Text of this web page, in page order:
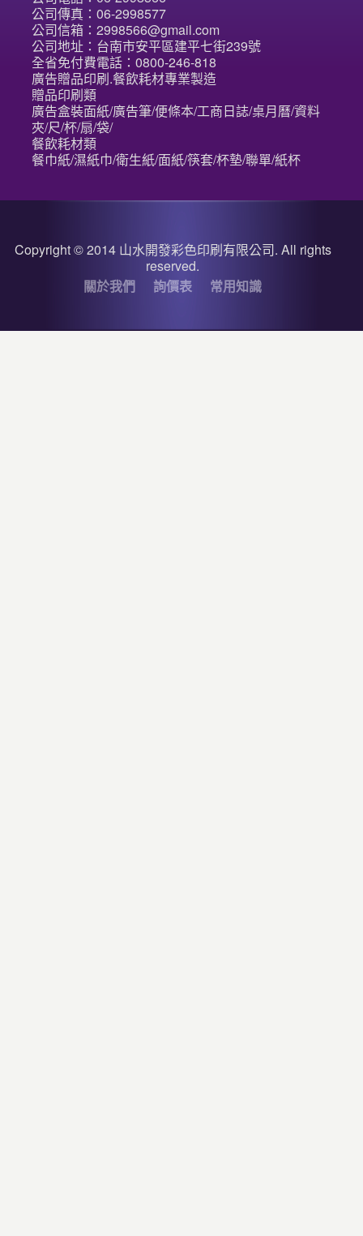
公司傳真：06-2998577
公司信箱：2998566@gmail.com
公司地址：台南市安平區建平七街239號
全省免付費電話：0800-246-818
廣告贈品印刷.餐飲耗材專業製造
贈品印刷類
廣告盒裝面紙/廣告筆/便條本/工商日誌/桌月曆/資料
夾/尺/杯/扇/袋/
餐飲耗材類
餐巾紙/濕紙巾/衛生紙/面紙/筷套/杯墊/聯單/紙杯
Copyright © 2014 山水開發彩色印刷有限公司. All rights
reserved.
關於我們
詢價表 常用知識